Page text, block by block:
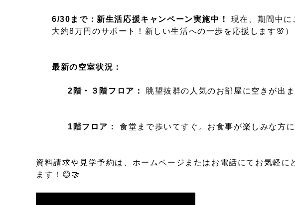
6/30まで：新生活応援キャンペーン実施中！
現在、期間中
大約8万円のサポート！新しい生活への一歩を応援します🌸）
最新の空室状況：
2階・３階フロア： 眺望抜群の人気のお部屋に空きが出
1階フロア： 食堂まで歩いてすぐ。お食事が楽しみな方
資料請求や見学予約は、ホームページまたはお電話にてお気軽
ます！😊🤝